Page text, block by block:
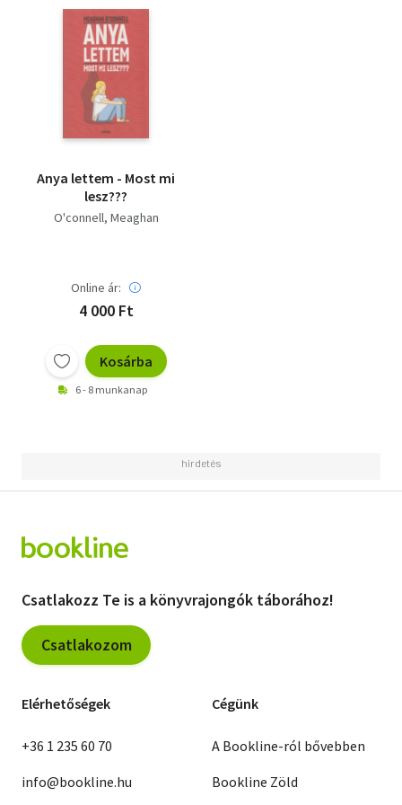
Anya lettem - Most mi
lesz???
O'connell, Meaghan
Online ár:
4 000 Ft
Kosárba
6 - 8 munkanap
Csatlakozz Te is a könyvrajongók táborához!
Csatlakozom
Elérhetőségek
+36 1 235 60 70
info@bookline.hu
Cégünk
A Bookline-ról bővebben
Bookline Zöld